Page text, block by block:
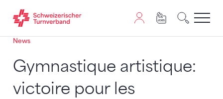
Zum Inhalt springen
Zur Sitemap navigieren
Zum Navigieren dieser Seite wird JavaScript benötigt.
News
Gymnastique artistique:
victoire pour les